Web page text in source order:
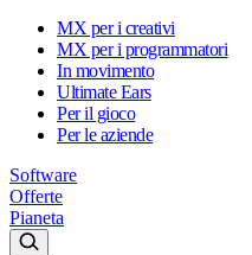
MX per i creativi
MX per i programmatori
In movimento
Ultimate Ears
Per il gioco
Per le aziende
Software
Offerte
Pianeta